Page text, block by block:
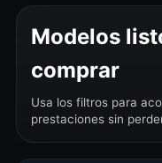
Modelos
comprar
Usa los filtros para
prestaciones sin